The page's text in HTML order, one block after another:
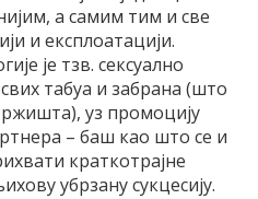
а самим тим и све
и експлоатацији.
је тзв. сексуално
табуа и забрана (што
уз промоцију
– баш као што се и
краткотрајне
убрзану сукцесију.